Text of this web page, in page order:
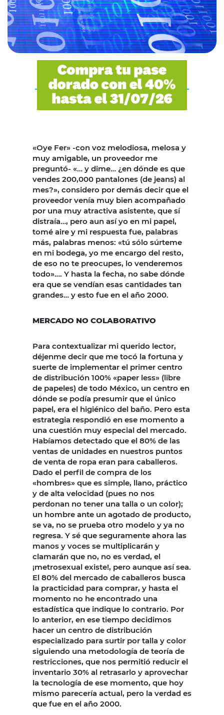
«Oye Fer» -con voz melodiosa, melosa y
muy amigable, un proveedor me
preguntó- «… y dime… ¿en dónde es que
vendes 200,000 pantalones (de jeans) al
mes?», considero por demás decir que el
proveedor venía muy bien acompañado
por una muy atractiva asistente, que sí
distraía…, pero aun así yo en mi papel,
tomé aire y mi respuesta fue, palabras
más, palabras menos: «tú sólo súrteme
en mi bodega, yo me encargo del resto,
de eso no te preocupes, lo venderemos
todo»…. Y hasta la fecha, no sabe dónde
era que se vendían esas cantidades tan
grandes… y esto fue en el año 2000.
MERCADO NO COLABORATIVO
Para contextualizar mi querido lector,
déjenme decir que me tocó la fortuna y
suerte de implementar el primer centro
de distribución 100% «paper less» (libre
de papeles) de todo México, un centro en
dónde se podía presumir que el único
papel, era el higiénico del baño. Pero esta
estrategia respondió en ese momento a
una cuestión muy especial del mercado.
Habíamos detectado que el 80% de las
ventas de unidades en nuestros puntos
de venta de ropa eran para caballeros.
Dado el perfil de compra de los
«hombres» que es simple, llano, práctico
y de alta velocidad (pues no nos
perdonan no tener una talla o un color);
un hombre ante un agotado de producto,
se va, no se prueba otro modelo y ya no
regresa. Y sé que seguramente ahora las
manos y voces se multiplicarán y
clamarán que no, no es verdad, el
¡metrosexual existe!, pero aunque así sea.
El 80% del mercado de caballeros busca
la practicidad para comprar, y hasta el
momento no he encontrado una
estadística que indique lo contrario. Por
lo anterior, en ese tiempo decidimos
hacer un centro de distribución
especializado para surtir por talla y color
siguiendo una metodología de teoría de
restricciones, que nos permitió reducir el
inventario 30% al retrasarlo y aprovechar
la tecnología de ese momento, que hoy
mismo parecería actual, pero la verdad es
que fue en el año 2000.